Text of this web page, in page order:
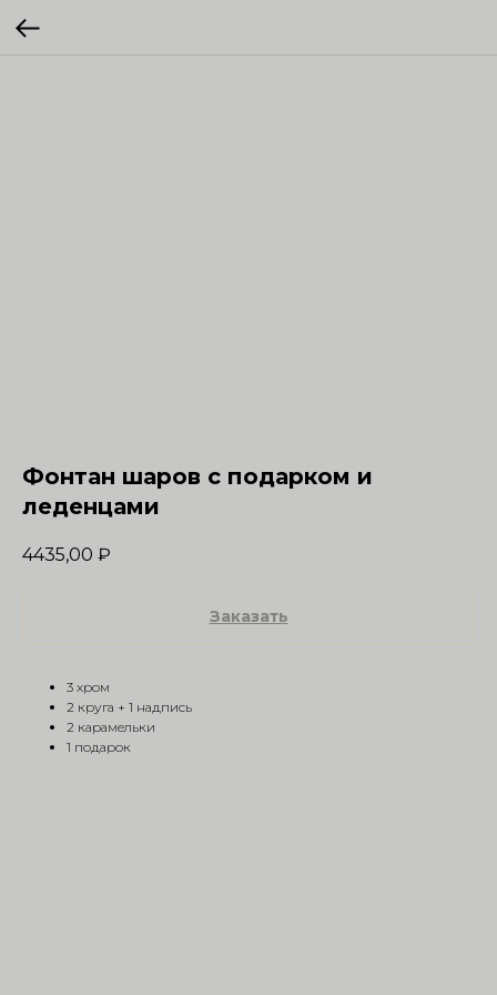
Фонтан шаров с подарком и
леденцами
4435,00 ₽
Заказать
3 хром
2 круга + 1 надпись
2 карамельки
1 подарок